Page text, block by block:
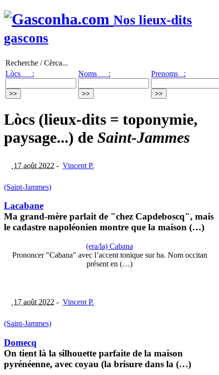
Nos lieux-dits
gascons
Recherche / Cèrca...
Lòcs :
Noms : Prenoms :
Lòcs (lieux-dits = toponymie,
paysage...) de Saint-Jammes
17 août 2022 - Vincent P.
(Saint-Jammes)
Lacabane
Ma grand-mère parlait de "chez Capdeboscq", mais
le cadastre napoléonien montre que la maison (…)
(era/la) Cabana
Prononcer "Cabana" avec l’accent tonique sur ba. Nom occitan
présent en (…)
17 août 2022 - Vincent P.
(Saint-Jammes)
Domecq
On tient là la silhouette parfaite de la maison
pyrénéenne, avec coyau (la brisure dans la (…)